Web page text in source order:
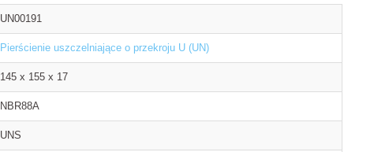
UN00191
Pierścienie uszczelniające o przekroju U (UN)
145 x 155 x 17
NBR88A
UNS